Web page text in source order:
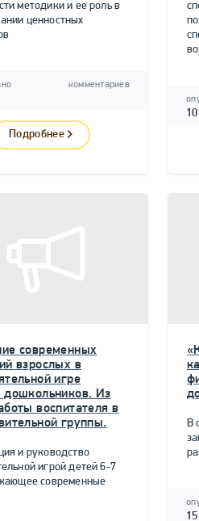
методики и ее роль в
ценностных
комментариев
Подробнее
современных
взрослых в
игре
дошкольников. Из
воспитателя в
группы.
и руководство
игрой детей 6-7
современные
В